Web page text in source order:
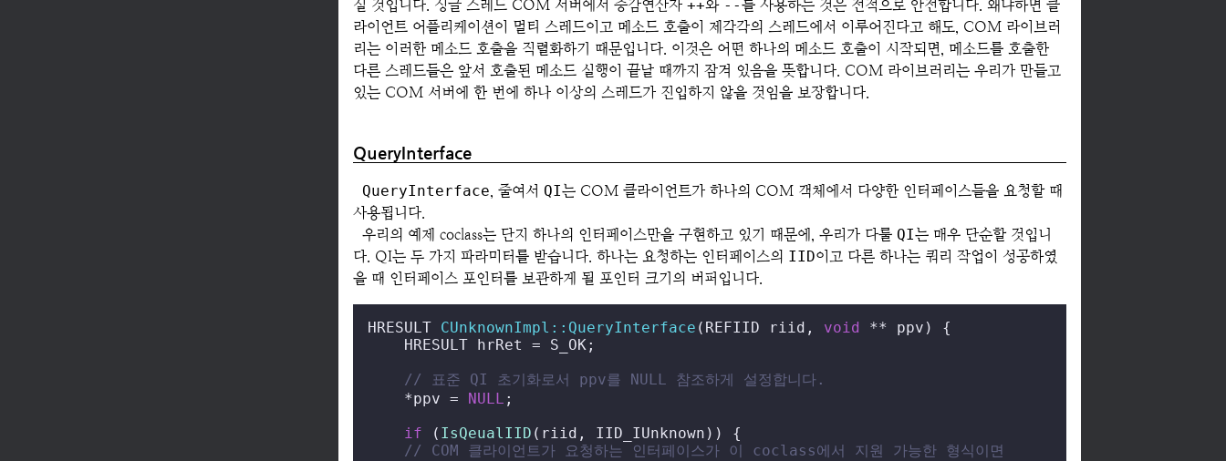
실 것입니다. 싱글 스레드 COM 서버에서 증감연산자 ++와 --를 사용하는 것은 전적으로 안전합니다. 왜냐하면 클
라이언트 어플리케이션이 멀티 스레드이고 메소드 호출이 제각각의 스레드에서 이루어진다고 해도, COM 라이브러
리는 이러한 메소드 호출을 직렬화하기 때문입니다. 이것은 어떤 하나의 메소드 호출이 시작되면, 메소드를 호출한
다른 스레드들은 앞서 호출된 메소드 실행이 끝날 때까지 잠겨 있음을 뜻합니다. COM 라이브러리는 우리가 만들고
있는 COM 서버에 한 번에 하나 이상의 스레드가 진입하지 않을 것임을 보장합니다.
QueryInterface
QueryInterface , 줄여서 QI는 COM 클라이언트가 하나의 COM 객체에서 다양한 인터페이스들을 요청할 때
사용됩니다.
우리의 예제 coclass는 단지 하나의 인터페이스만을 구현하고 있기 때문에, 우리가 다룰 QI는 매우 단순할 것입니
다. QI는 두 가지 파라미터를 받습니다. 하나는 요청하는 인터페이스의 IID이고 다른 하나는 쿼리 작업이 성공하였
을 때 인터페이스 포인터를 보관하게 될 포인터 크기의 버퍼입니다.
HRESULT CUnknownImpl::QueryInterface (REFIID riid, void ** ppv)
{
    HRESULT hrRet = S_OK;
// 표준 QI 초기화로서 ppv를 NULL 참조하게 설정합니다.
    *ppv =
NULL ;
if ( IsQeualIID (riid, IID_IUnknown)) {
// COM 클라이언트가 요청하는 인터페이스가 이 coclass에서 지원 가능한 형식이면